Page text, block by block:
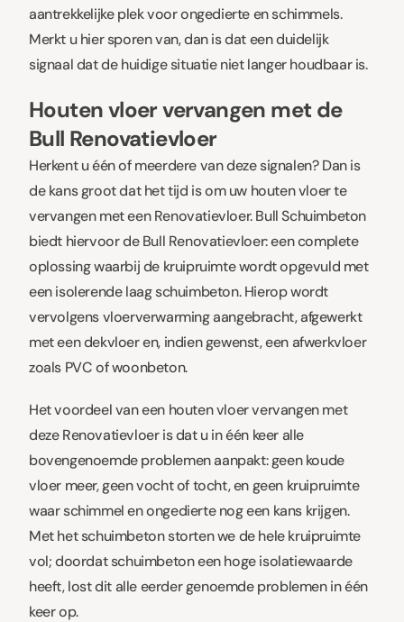
aantrekkelijke plek voor ongedierte en schimmels.
Merkt u hier sporen van, dan is dat een duidelijk
signaal dat de huidige situatie niet langer houdbaar is.
Houten vloer vervangen met de
Bull Renovatievloer
Herkent u één of meerdere van deze signalen? Dan is
de kans groot dat het tijd is om uw houten vloer te
vervangen met een Renovatievloer. Bull Schuimbeton
biedt hiervoor de Bull Renovatievloer: een complete
oplossing waarbij de kruipruimte wordt opgevuld met
een isolerende laag schuimbeton. Hierop wordt
vervolgens vloerverwarming aangebracht, afgewerkt
met een dekvloer en, indien gewenst, een afwerkvloer
zoals PVC of woonbeton.
Het voordeel van een houten vloer vervangen met
deze Renovatievloer is dat u in één keer alle
bovengenoemde problemen aanpakt: geen koude
vloer meer, geen vocht of tocht, en geen kruipruimte
waar schimmel en ongedierte nog een kans krijgen.
Met het schuimbeton storten we de hele kruipruimte
vol; doordat schuimbeton een hoge isolatiewaarde
heeft, lost dit alle eerder genoemde problemen in één
keer op.